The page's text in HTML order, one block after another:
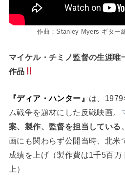
作曲：Stanley Myers ギター
マイケル・チミノ監督の生涯唯
作品
『ディア・ハンター』 は、
ム戦争を題材にした反戦映画。
案、製作、監督を担当している
画にも関わらず公開当時、北米
成績を上げ（製作費は1千5百
上）